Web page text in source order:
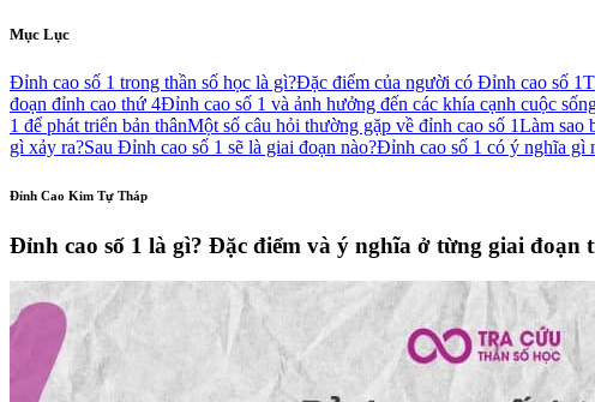
Mục Lục
Đỉnh cao số 1 trong thần số học là gì?Đặc điểm của người có Đỉnh cao số 1
đoạn đỉnh cao thứ 4Đỉnh cao số 1 và ảnh hưởng đến các khía cạnh cuộc
1 để phát triển bản thânMột số câu hỏi thường gặp về đỉnh cao số 1Làm sao
gì xảy ra?Sau Đỉnh cao số 1 sẽ là giai đoạn nào?Đỉnh cao số 1 có ý nghĩa gì
Đỉnh Cao Kim Tự Tháp
Đỉnh cao số 1 là gì? Đặc điểm và ý nghĩa ở từng giai đoạn